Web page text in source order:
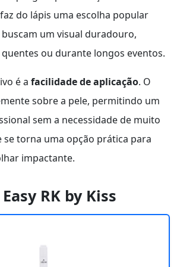
do lápis uma escolha popular
um visual duradouro,
ou durante longos eventos.
é a facilidade de aplicação. O
sobre a pele, permitindo um
sem a necessidade de muito
se torna uma opção prática para
impactante.
RK by Kiss